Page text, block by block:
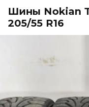
Шины Nokian
205/55 R16